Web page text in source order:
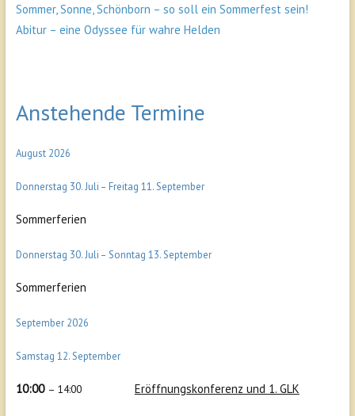
Sommer, Sonne, Schönborn – so soll ein Sommerfest sein!
Abitur – eine Odyssee für wahre Helden
Anstehende Termine
August 2026
Donnerstag 30.Juli – Freitag 11.September
Sommerferien
Donnerstag 30.Juli – Sonntag 13.September
Sommerferien
September 2026
Samstag 12.September
10:00 – 14:00 Eröffnungskonferenz und 1. GLK